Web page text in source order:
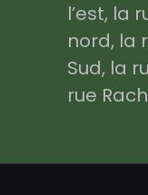
l’est, la
nord, la
Sud, la
rue